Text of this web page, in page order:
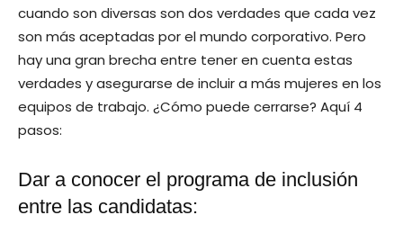
cuando son diversas son dos verdades que cada vez
son más aceptadas por el mundo corporativo. Pero
hay una gran brecha entre tener en cuenta estas
verdades y asegurarse de incluir a más mujeres en los
equipos de trabajo. ¿Cómo puede cerrarse? Aquí 4
pasos:
Dar a conocer el programa de inclusión
entre las candidatas: